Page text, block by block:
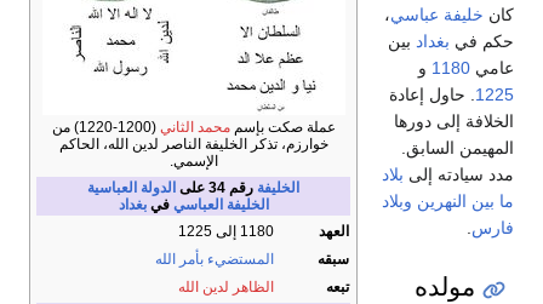
عملة صكت بإسممحمد الثاني
(1200-1220) من
خوارزم، تذكر الخليفة الناصر لدين الله، الحاكم
الإسمي.
الخليفة رقم 34 على
الدولة العباسية
الخليفة العباسي فيبغداد
العهد
1180 إلى 1225
سبقه
المستضيء بأمر الله
تبعه
الظاهر لدين الله
كان خليفة عباسي،
حكم في بغداد بين
عامي 1180 و
1225 . حاول إعادة
الخلافة إلى دورها
المهيمن السابق.
مدد سيادته إلى بلاد
ما بين النهرين وبلاد
فارس
مولده